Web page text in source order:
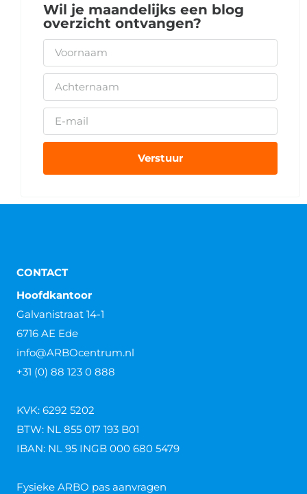
Wil je maandelijks een blog
overzicht ontvangen?
Verstuur
CONTACT
Hoofdkantoor
Galvanistraat 14-1
6716 AE Ede
info@ARBOcentrum.nl
+31 (0) 88 123 0 888
KVK: 6292 5202
BTW: NL 855 017 193 B01
IBAN: NL 95 INGB 000 680 5479
Fysieke ARBO pas aanvragen